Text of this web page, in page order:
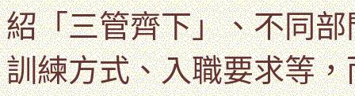
紹「三管齊下」、不同
訓練方式、入職要求等，